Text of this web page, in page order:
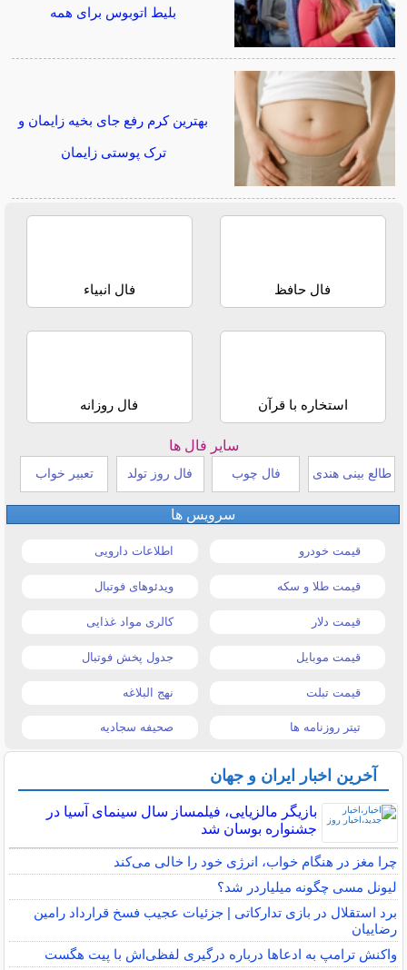
بلیط اتوبوس برای همه
بهترین کرم رفع جای بخیه زایمان و
ترک پوستی زایمان
فال حافظ فال انبیاء
استخاره با قرآن فال روزانه
سایر فال ها
طالع بینی هندی فال چوب فال روز تولد تعبیر خواب
سرویس ها
قیمت خودرو اطلاعات دارویی
قیمت طلا و سکه ویدئوهای فوتبال
قیمت دلار کالری مواد غذایی
قیمت موبایل جدول پخش فوتبال
قیمت تبلت نهج البلاغه
تیتر روزنامه ها صحیفه سجادیه
آخرین اخبار ایران و جهان
بازیگر مالزیایی، فیلمساز سال سینمای آسیا در
جشنواره بوسان شد
چرا مغز در هنگام خواب، انرژی خود را خالی می‌کند
لیونل مسی چگونه میلیاردر شد؟
برد استقلال در بازی تدارکاتی | جزئیات عجیب فسخ قرارداد رامین
رضاییان
واکنش ترامپ به ادعاها درباره درگیری لفظی‌اش با پیت هگست